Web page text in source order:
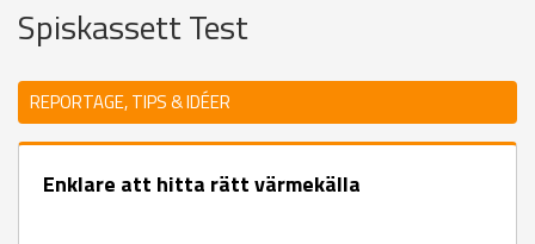
Spiskassett Test
REPORTAGE, TIPS & IDÉER
Enklare att hitta rätt värmekälla